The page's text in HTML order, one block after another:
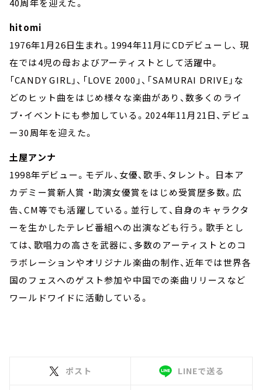
40周年を迎えた。
hitomi
1976年1月26日生まれ。1994年11月にCDデビューし、 現
在では4児の母およびアーティストとして活躍中。
「CANDY GIRL」、「LOVE 2000」、「SAMURAI DRIVE」な
どのヒット曲をはじめ様々な楽曲があり、数多くのライ
ブ・イベントにも参加している。2024年11月21日、デビュ
ー30周年を迎えた。
土屋アンナ
1998年デビュー。モデル、女優、歌手、タレント。 日本ア
カデミー賞新人賞 ・助演女優賞をはじめ受賞歴多数。広
告、CM等でも活躍している。並行して、自身のキャラクタ
ーを生かしたテレビ番組への出演なども行う。歌手とし
ては、歌唱力の高さを武器に、多数のアーティストとのコ
ラボレーションやオリジナル楽曲の制作、近年では世界各
国のフェスへのゲスト参加や中国での楽曲リリースなど
ワールドワイドに活動している。
ポスト LINEで送る